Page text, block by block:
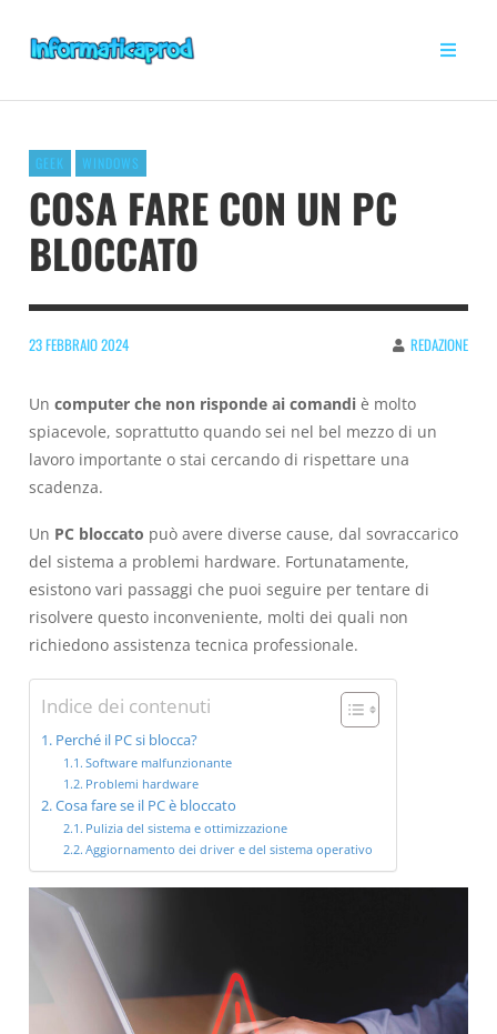
GEEK WINDOWS
COSA FARE CON UN PC
BLOCCATO
23 FEBBRAIO 2024 REDAZIONE
Un computer che non risponde ai comandi è molto
spiacevole, soprattutto quando sei nel bel mezzo di un
lavoro importante o stai cercando di rispettare una
scadenza.
Un PC bloccato può avere diverse cause, dal sovraccarico
del sistema a problemi hardware. Fortunatamente,
esistono vari passaggi che puoi seguire per tentare di
risolvere questo inconveniente, molti dei quali non
richiedono assistenza tecnica professionale.
Indice dei contenuti
Perché il PC si blocca?
Software malfunzionante
Problemi hardware
Cosa fare se il PC è bloccato
Pulizia del sistema e ottimizzazione
Aggiornamento dei driver e del sistema operativo